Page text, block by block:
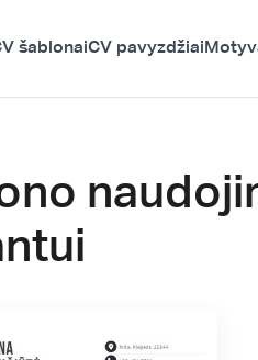
šablonaiCV pavyzdžiai